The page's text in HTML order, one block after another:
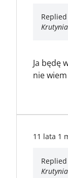
Krutynia
Ja będę
nie
11 lata 1
Krutynia